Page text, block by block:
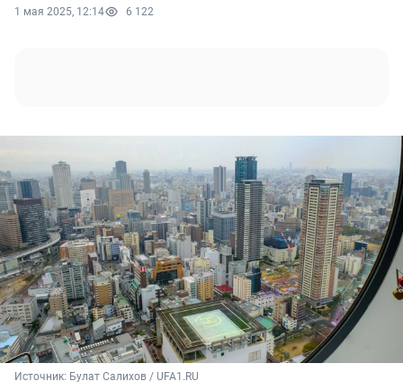
1 мая 2025, 12:14 6 122
Источник: Булат Салихов / UFA1.RU